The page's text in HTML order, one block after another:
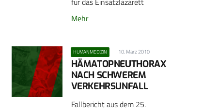
Mehr
HUMANMEDIZIN 10. März 2010
HÄMATOPNEUTHORAX
NACH SCHWEREM
VERKEHRSUNFALL
Fallbericht aus dem 25.